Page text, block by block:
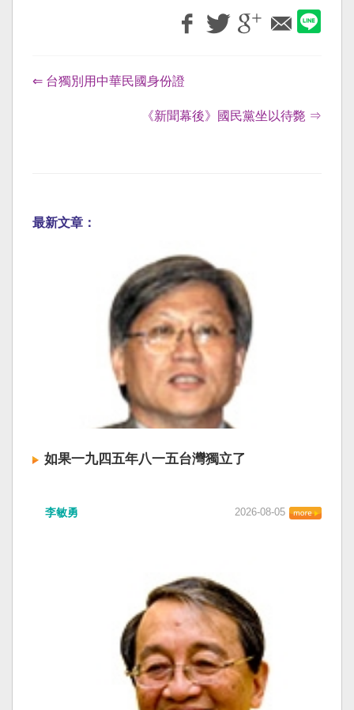
⇐ 台獨別用中華民國身份證
《新聞幕後》國民黨坐以待斃 ⇒
最新文章：
如果一九四五年八一五台灣獨立了
李敏勇 2026-08-05